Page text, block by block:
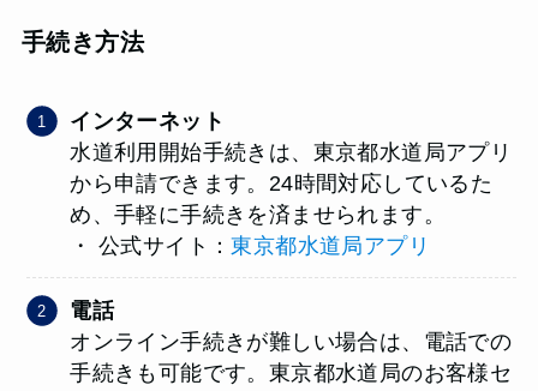
手続き方法
インターネット
水道利用開始手続きは、東京都水道局アプリ
から申請できます。24時間対応しているた
め、手軽に手続きを済ませられます。
・ 公式サイト：東京都水道局アプリ
電話
オンライン手続きが難しい場合は、電話での
手続きも可能です。東京都水道局のお客様セ